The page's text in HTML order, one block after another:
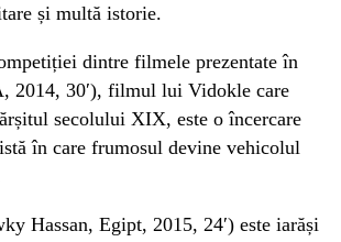
și multă istorie.
dintre filmele prezentate în
2014, 30′), filmul lui Vidokle care
secolului XIX, este o încercare
în care frumosul devine vehicolul
Hassan, Egipt, 2015, 24′) este iarăși